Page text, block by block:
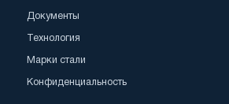
Документы
Технология
Марки стали
Конфиденциальность